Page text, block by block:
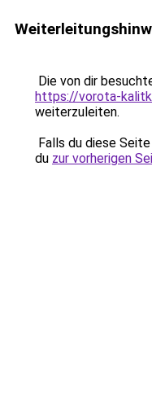
Die von dir
https://vorota-
weiterzuleiten.
Falls du diese
du zur vorherigen